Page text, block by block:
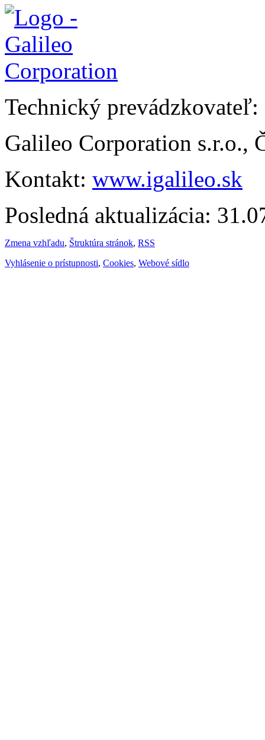
Technický prevádzkovateľ:
Galileo Corporation s.r.o.,
Kontakt: www.igalileo.sk
Posledná aktualizácia:
Zmena vzhľadu, Štruktúra stránok, RSS
Vyhlásenie o prístupnosti, Cookies, Webové sídlo